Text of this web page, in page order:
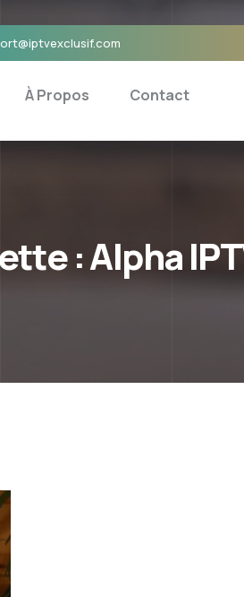
À Propos Contact
:Alpha